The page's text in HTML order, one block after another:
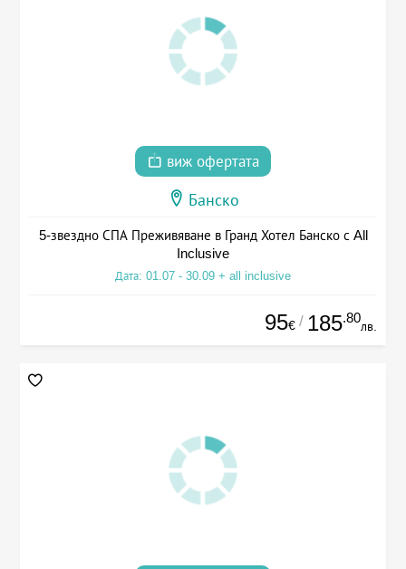
виж офертата
Банско
5-звездно СПА Преживяване в Гранд Хотел Банско с All
Inclusive
Дата: 01.07 - 30.09 + all inclusive
95€ / 185.80
лв.